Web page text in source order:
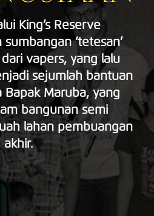
King’s Reserve
‘tetesan’
dari vapers, yang lalu
sejumlah bantuan
Bapak Maruba, yang
bangunan semi
lahan pembuangan
akhir.